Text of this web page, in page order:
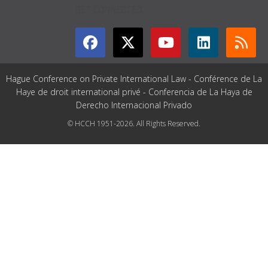
Hague Conference on Private International Law - Conférence de La
Haye de droit international privé - Conferencia de La Haya de
Derecho Internacional Privado
© HCCH 1951-2026. All Rights Reserved.